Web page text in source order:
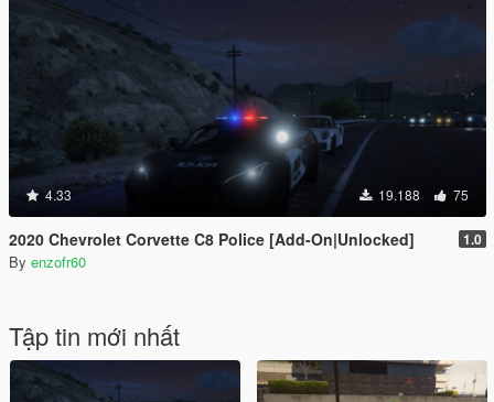
4.33 19.188 75
2020 Chevrolet Corvette C8 Police [Add-On|Unlocked] 1.0
By enzofr60
Tập tin mới nhất